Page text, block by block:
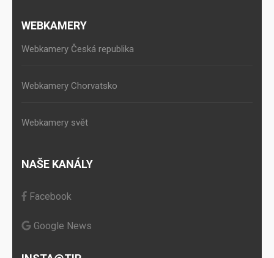
WEBKAMERY
Webkamery Česká republika
Webkamery Chorvatsko
Webkamery svět
NAŠE KANÁLY
Facebook
Google News